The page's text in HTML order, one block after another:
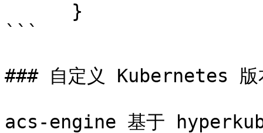
```
### 自定义 Kubernetes 版
acs-engine 基于